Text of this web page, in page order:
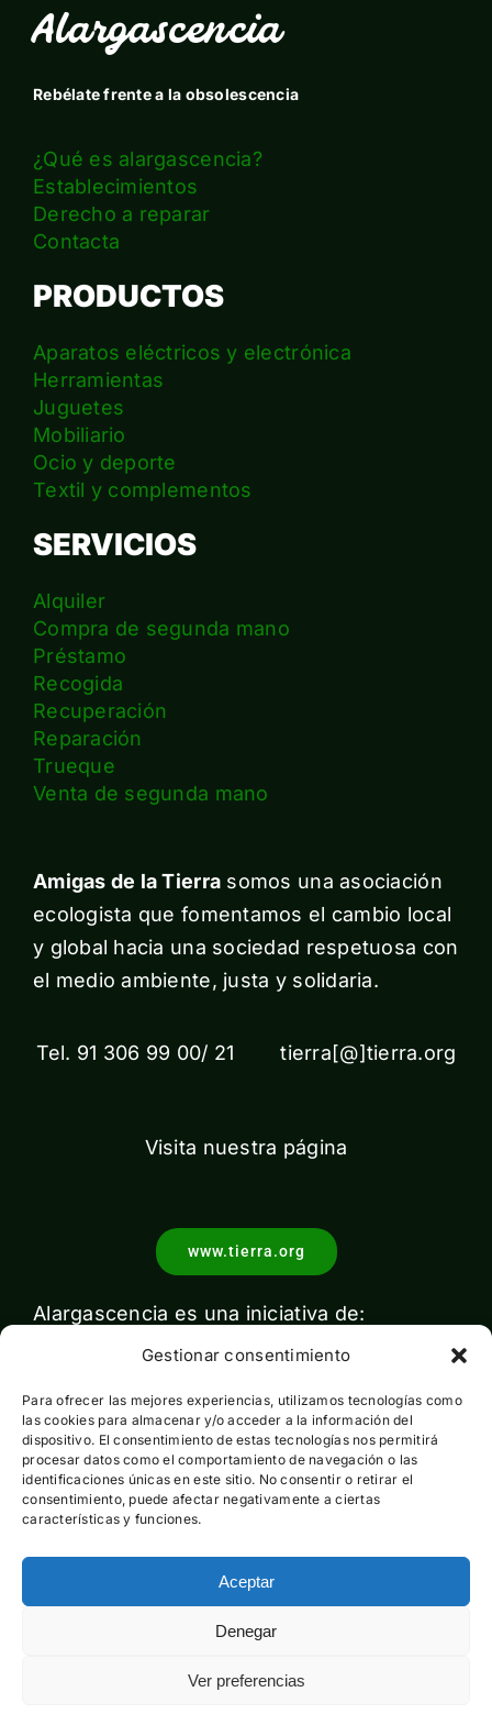
Gestionar consentimiento
Para ofrecer las mejores experiencias, utilizamos tecnologías como
las cookies para almacenar y/o acceder a la información del
dispositivo. El consentimiento de estas tecnologías nos permitirá
procesar datos como el comportamiento de navegación o las
identificaciones únicas en este sitio. No consentir o retirar el
consentimiento, puede afectar negativamente a ciertas
características y funciones.
Aceptar
Denegar
Ver preferencias
Alargascencia
Rebélate frente a la obsolescencia
¿Qué es alargascencia?
Establecimientos
Derecho a reparar
Contacta
PRODUCTOS
Aparatos eléctricos y electrónica
Herramientas
Juguetes
Mobiliario
Ocio y deporte
Textil y complementos
SERVICIOS
Alquiler
Compra de segunda mano
Préstamo
Recogida
Recuperación
Reparación
Trueque
Venta de segunda mano
Amigas de la Tierra somos una asociación
ecologista que fomentamos el cambio local
y global hacia una sociedad respetuosa con
el medio ambiente, justa y solidaria.
Tel. 91 306 99 00/ 21 tierra[@]tierra.org
Visita nuestra página
www.tierra.org
Alargascencia es una iniciativa de:
Con el apoyo de:
Esta actividad ha sido financiada por el Ministerio para la